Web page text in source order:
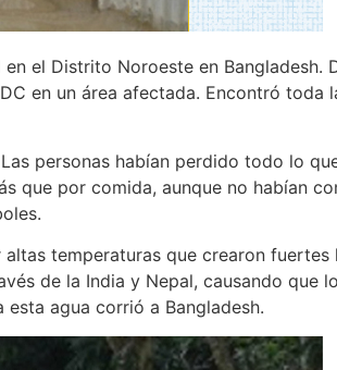
el Distrito Noroeste en Bangladesh.
en un área afectada. Encontró toda
personas habían perdido todo lo
que por comida, aunque no habían
temperaturas que crearon
de la India y Nepal, causando que
agua corrió a Bangladesh.